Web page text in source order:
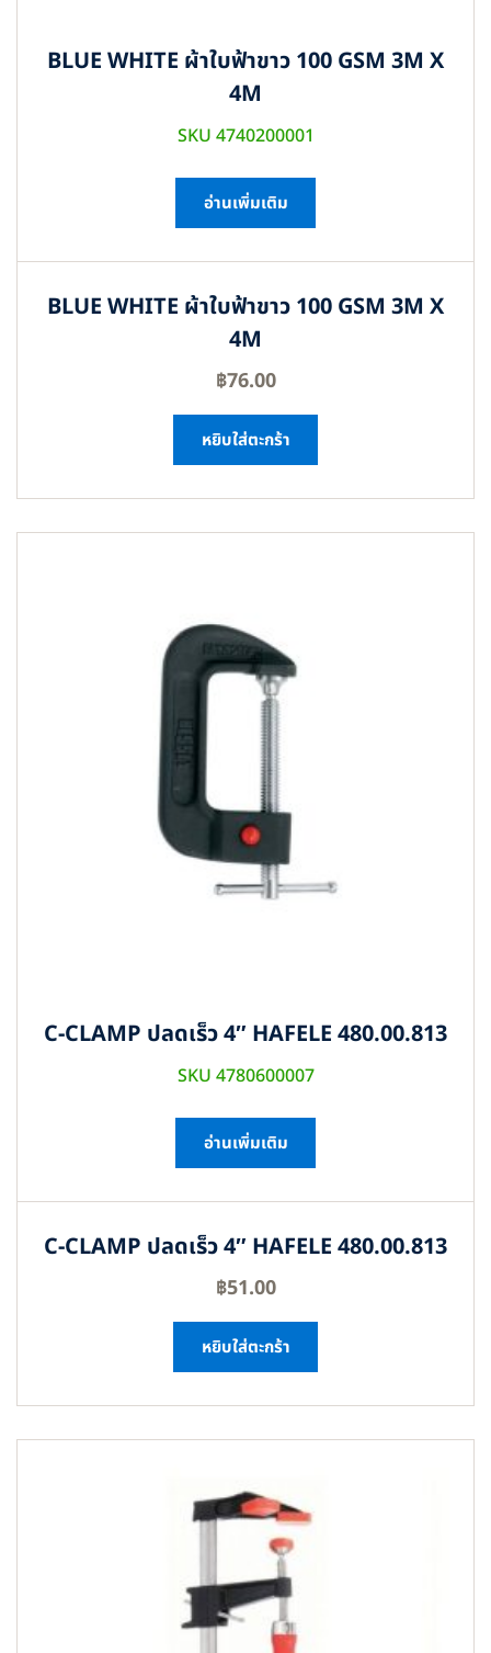
BLUE WHITE ผ้าใบฟ้าขาว 100 GSM 3M X
4M
SKU 4740200001
อ่านเพิ่มเติม
BLUE WHITE ผ้าใบฟ้าขาว 100 GSM 3M X
4M
฿76.00
หยิบใส่ตะกร้า
C-CLAMP ปลดเร็ว 4″ HAFELE 480.00.813
SKU 4780600007
อ่านเพิ่มเติม
C-CLAMP ปลดเร็ว 4″ HAFELE 480.00.813
฿51.00
หยิบใส่ตะกร้า